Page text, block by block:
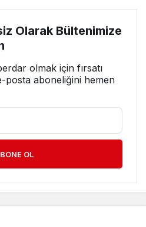
Olarak Bültenimize
olmak için fırsatı
posta aboneliğini hemen
OL